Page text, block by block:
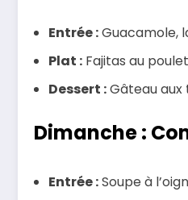
Entrée :Guacamole,
Plat : Fajitas au
Dessert :Gâteau aux
Dimanche :
Entrée :Soupe à